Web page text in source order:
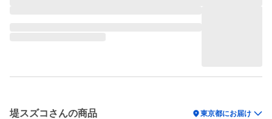
堤スズコさんの商品 location_on東京都にお届け